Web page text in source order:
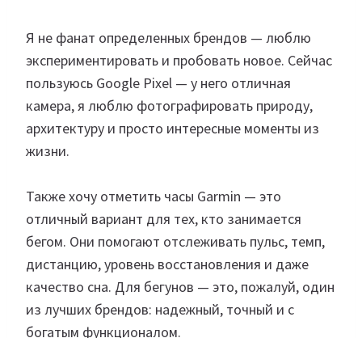
Я не фанат определенных брендов — люблю
экспериментировать и пробовать новое. Сейчас
пользуюсь Google Pixel — у него отличная
камера, я люблю фотографировать природу,
архитектуру и просто интересные моменты из
жизни.
Также хочу отметить часы Garmin — это
отличный вариант для тех, кто занимается
бегом. Они помогают отслеживать пульс, темп,
дистанцию, уровень восстановления и даже
качество сна. Для бегунов — это, пожалуй, один
из лучших брендов: надежный, точный и с
богатым функционалом.